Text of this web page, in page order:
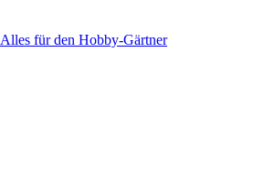
Alles für den Hobby-Gärtner